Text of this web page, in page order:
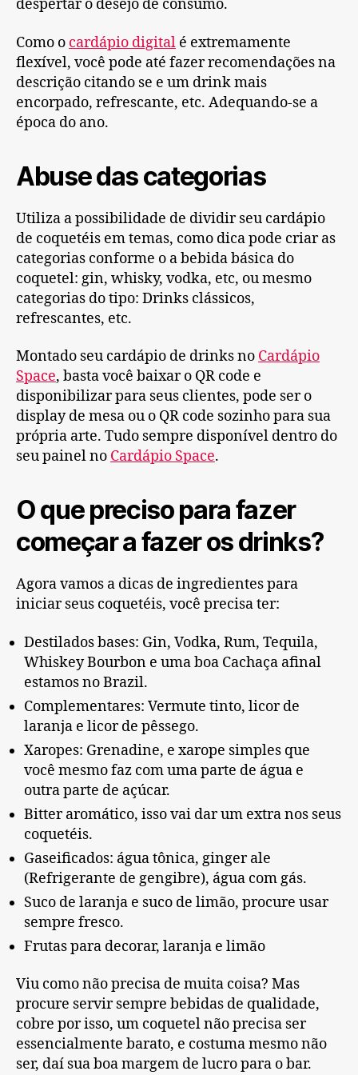
despertar o desejo de consumo.
Como o cardápio digital é extremamente
flexível, você pode até fazer recomendações na
descrição citando se e um drink mais
encorpado, refrescante, etc. Adequando-se a
época do ano.
Abuse das categorias
Utiliza a possibilidade de dividir seu cardápio
de coquetéis em temas, como dica pode criar as
categorias conforme o a bebida básica do
coquetel: gin, whisky, vodka, etc, ou mesmo
categorias do tipo: Drinks clássicos,
refrescantes, etc.
Montado seu cardápio de drinks no Cardápio
Space, basta você baixar o QR code e
disponibilizar para seus clientes, pode ser o
display de mesa ou o QR code sozinho para sua
própria arte. Tudo sempre disponível dentro do
seu painel no Cardápio Space.
O que preciso para fazer
começar a fazer os drinks?
Agora vamos a dicas de ingredientes para
iniciar seus coquetéis, você precisa ter:
Destilados bases: Gin, Vodka, Rum, Tequila,
Whiskey Bourbon e uma boa Cachaça afinal
estamos no Brazil.
Complementares: Vermute tinto, licor de
laranja e licor de pêssego.
Xaropes: Grenadine, e xarope simples que
você mesmo faz com uma parte de água e
outra parte de açúcar.
Bitter aromático, isso vai dar um extra nos seus
coquetéis.
Gaseificados: água tônica, ginger ale
(Refrigerante de gengibre), água com gás.
Suco de laranja e suco de limão, procure usar
sempre fresco.
Frutas para decorar, laranja e limão
Viu como não precisa de muita coisa? Mas
procure servir sempre bebidas de qualidade,
cobre por isso, um coquetel não precisa ser
essencialmente barato, e costuma mesmo não
ser, daí sua boa margem de lucro para o bar.